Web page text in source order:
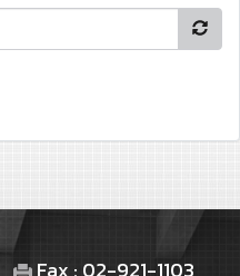
Fax : 02-921-1103